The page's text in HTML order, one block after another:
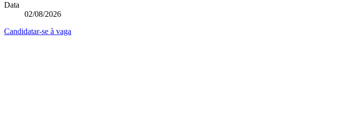
Data
02/08/2026
Candidatar-se à vaga